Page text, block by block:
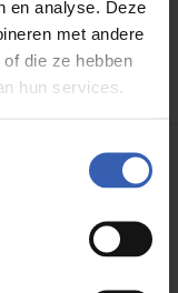
en analyse. Deze
met andere
die ze hebben
hun services.